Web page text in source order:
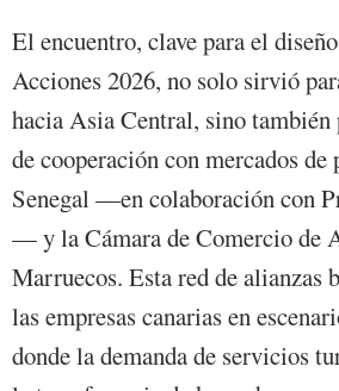
El encuentro, clave para el
Acciones 2026, no solo sirvió
hacia Asia Central, sino también
de cooperación con mercados
Senegal —en colaboración con
— y la Cámara de Comercio de
Marruecos. Esta red de alianzas
las empresas canarias en
donde la demanda de servicios